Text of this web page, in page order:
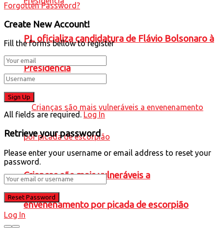
PL oficializa candidatura de Flávio Bolsonaro à
Presidência
Crianças são mais vulneráveis a
envenenamento por picada de escorpião
Forgotten Password?
Create New Account!
Fill the forms bellow to register
All fields are required. Log In
Retrieve your password
Please enter your username or email address to reset your
password.
Log In